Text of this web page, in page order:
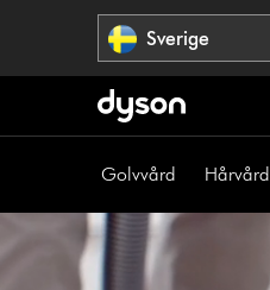
Sverige
Golvvård Hårvård